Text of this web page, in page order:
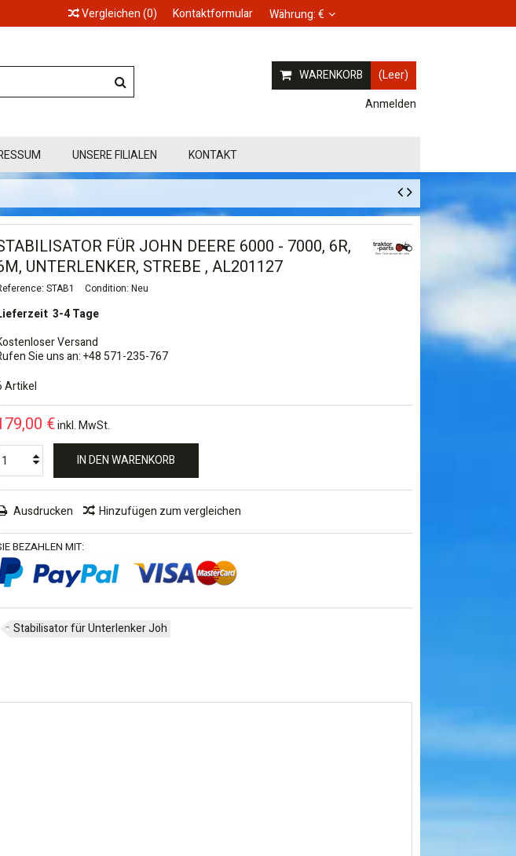
Währung:€
Kontaktformular
Vergleichen(0)
WARENKORB
(Leer)
Anmelden
UNSERE FILIALEN KONTAKT
FÜR JOHN DEERE 6000 - 7000, 6R,
UNTERLENKER, STREBE , AL201127
STAB1 Condition: Neu
3-4 Tage
Versand
Sie uns an: +48 571-235-767
Artikel
€inkl. MwSt.
IN DEN WARENKORB
Ausdrucken Hinzufügen zum vergleichen
BEZAHLEN MIT:
Stabilisator für Unterlenker Joh